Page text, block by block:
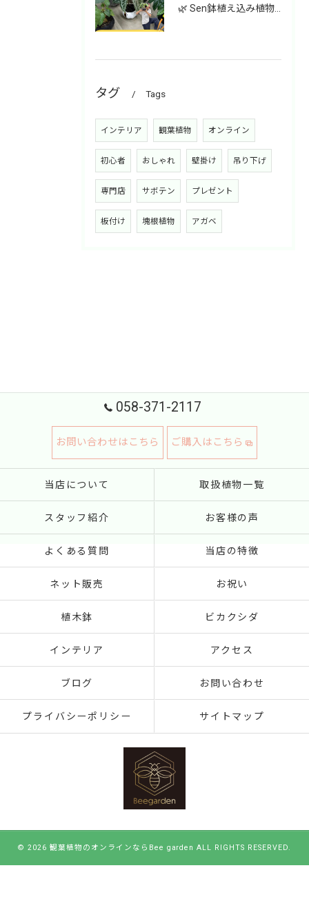
🌿 Sen鉢植え込み植物 オンラインショップデビュー！ 🌿
タグ Tags
インテリア 観葉植物 オンライン
初心者 おしゃれ 壁掛け 吊り下げ
専門店 サボテン プレゼント
板付け 塊根植物 アガベ
058-371-2117
お問い合わせはこちら ご購入はこちら
当店について 取扱植物一覧
スタッフ紹介 お客様の声
よくある質問 当店の特徴
ネット販売 お祝い
植木鉢 ビカクシダ
インテリア アクセス
ブログ お問い合わせ
プライバシーポリシー サイトマップ
© 2026 観葉植物のオンラインならBee garden ALL RIGHTS RESERVED.